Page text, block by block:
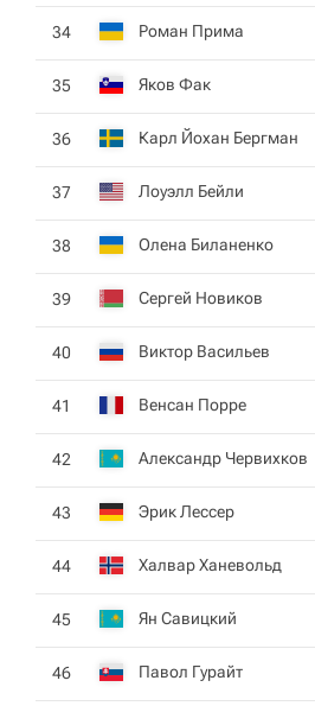
34 Роман Прима
35 Яков Фак
36 Карл Йохан Бергман
37 Лоуэлл Бейли
38 Олена Биланенко
39 Сергей Новиков
40 Виктор Васильев
41 Венсан Порре
42 Александр Червихков
43 Эрик Лессер
44 Халвар Ханевольд
45 Ян Савицкий
46 Павол Гурайт